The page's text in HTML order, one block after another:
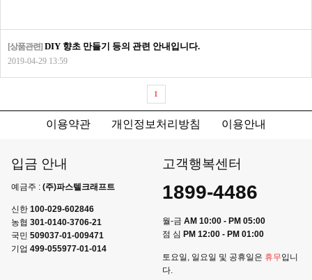
[상품관련] DIY 향초 만들기 등의 관련 안내입니다.
2019-04-29 13:59
1
이용약관 개인정보처리방침 이용안내
입금 안내
예금주 : (주)파스텔크래프트
신한 100-029-602846
농협 301-0140-3706-21
국민 509037-01-009471
기업 499-055977-01-014
고객행복센터
1899-4486
월-금 AM 10:00 - PM 05:00
점 심 PM 12:00 - PM 01:00
토요일, 일요일 및 공휴일은 휴무입니
다.